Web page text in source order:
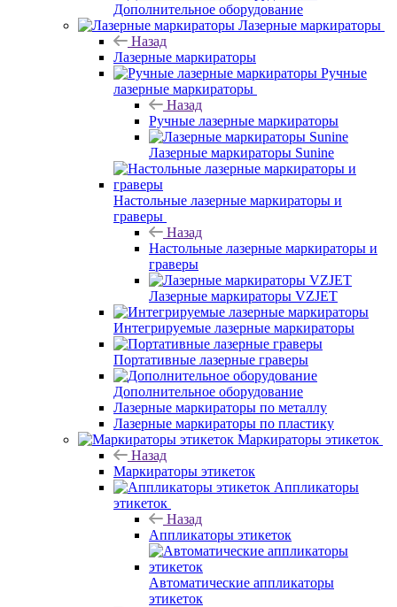
Дополнительное оборудование
Лазерные маркираторы
Назад
Лазерные маркираторы
Ручные
лазерные маркираторы
Назад
Ручные лазерные маркираторы
Лазерные маркираторы Sunine
Настольные лазерные маркираторы и
граверы
Назад
Настольные лазерные маркираторы и
граверы
Лазерные маркираторы VZJET
Интегрируемые лазерные маркираторы
Портативные лазерные граверы
Дополнительное оборудование
Лазерные маркираторы по металлу
Лазерные маркираторы по пластику
Маркираторы этикеток
Назад
Маркираторы этикеток
Аппликаторы
этикеток
Назад
Аппликаторы этикеток
Автоматические аппликаторы
этикеток